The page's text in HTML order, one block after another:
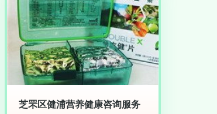
芝罘区健浦营养健康咨询服务